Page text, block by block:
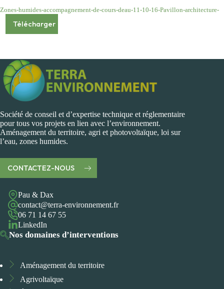
Zones-humides-accompagnement-de-cours-deau-11-10-16-Pavillon-architecture-
Télécharger
Société de conseil et d’expertise technique et réglementaire
pour tous vos projets en lien avec l’environnement.
Aménagement du territoire, agri et photovoltaïque, loi sur
l’eau, zones humides.
CONTACTEZ-NOUS
Pau & Dax
contact@terra-environnement.fr
06 71 14 67 55
LinkedIn
Nos domaines d’interventions
Aménagement du territoire
Agrivoltaïque